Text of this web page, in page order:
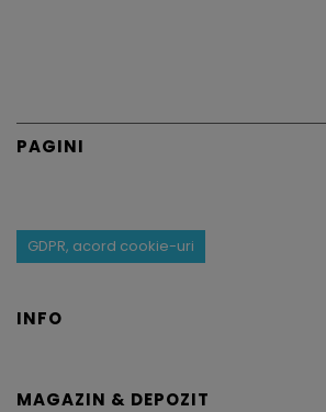
PAGINI
GDPR, acord cookie-uri
INFO
MAGAZIN & DEPOZIT